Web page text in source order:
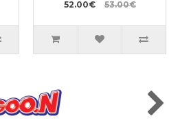
52.00€ 53.00€